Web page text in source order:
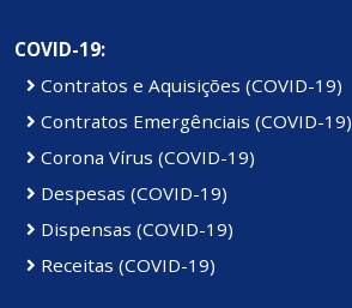
COVID-19:
Contratos e Aquisições (COVID-19)
Contratos Emergênciais (COVID-19)
Corona Vírus (COVID-19)
Despesas (COVID-19)
Dispensas (COVID-19)
Receitas (COVID-19)